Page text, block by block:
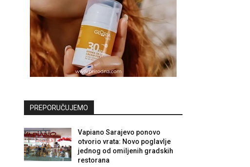
PREPORUČUJEMO
Vapiano Sarajevo ponovo
otvorio vrata: Novo poglavlje
jednog od omiljenih gradskih
restorana